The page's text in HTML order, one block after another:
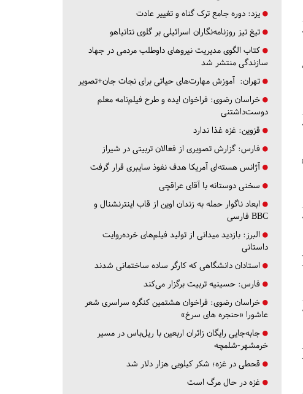
یزد: دوره جامع ترک گناه و تغییر عادت
تیغ تیز روزنامه‌نگاران اسرائیلی بر گلوی نتانیاهو
کتاب الگوی مدیریت نیروهای داوطلب مردمی در جهاد
سازندگی منتشر شد
تهران: آموزش مهارت‌های حیاتی برای نجات جان+تصویر
خراسان رضوی: فراخوان ایده و طرح فیلم‌نامه معلم
دوست‌داشتنی
قزوین: غزه غذا ندارد
فارس: گزارش تصویری از فعالان تربیتی در شیراز
آژانس هسته‌ای آمریکا هدف نفوذ سایبری قرار گرفت
سخنی دوستانه با آقای عراقچی
ابعاد ناگوار حمله به زندان اوین از قاب اینترنشنال و
BBC فارسی
البرز: بازدید میدانی از تولید فیلم‌های خرده‌روایت
داستانی
استادان دانشگاهی که کارگر ساده ساختمانی شدند
فارس: حسینیه تربیت برگزار می‌کند
خراسان رضوی: فراخوان هشتمین کنگره سراسری شعر
عاشورا «حنجره های سرخ»
جابه‌جایی رایگان زائران اربعین با ریل‌باس در مسیر
خرمشهر-شلمچه
قحطی در غزه؛ شکر کیلویی هزار دلار شد
غزه در حال مرگ است